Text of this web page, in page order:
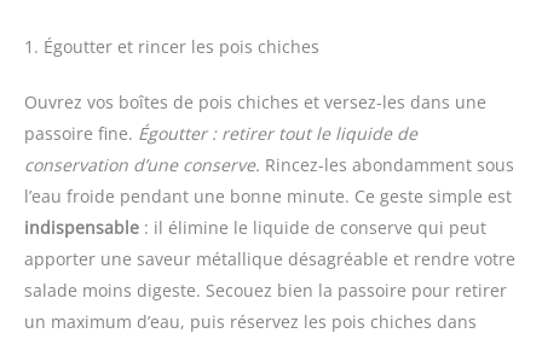
1. Égoutter et rincer les pois chiches
Ouvrez vos boîtes de pois chiches et versez-les dans une
passoire fine. Égoutter : retirer tout le liquide de
conservation d’une conserve. Rincez-les abondamment sous
l’eau froide pendant une bonne minute. Ce geste simple est
indispensable : il élimine le liquide de conserve qui peut
apporter une saveur métallique désagréable et rendre votre
salade moins digeste. Secouez bien la passoire pour retirer
un maximum d’eau, puis réservez les pois chiches dans